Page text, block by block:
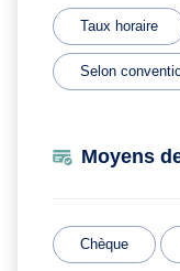
Taux horaire
Selon
Moyens
Chèque